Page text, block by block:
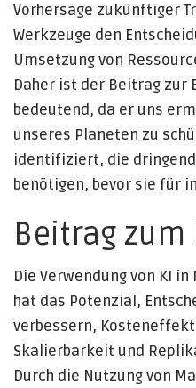
Vorhersage zukünftiger
Werkzeuge den
Umsetzung von
Daher ist der Beitrag zur
bedeutend, da er uns
unseres Planeten zu
identifiziert, die
benötigen, bevor sie für
Beitrag
Die Verwendung von KI
hat das Potenzial,
verbessern,
Skalierbarkeit und
Durch die Nutzung von